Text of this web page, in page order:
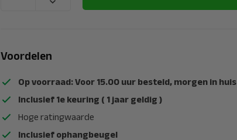
Voordelen
Op voorraad: Voor 15.00 uur besteld, morgen in huis
Inclusief 1e keuring ( 1 jaar geldig )
Hoge ratingwaarde
Inclusief ophangbeugel